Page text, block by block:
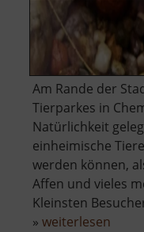
Am Rande der
Tierparkes in
Natürlichkeit
einheimische
werden können,
Affen und vieles
Kleinsten
» weiterlesen